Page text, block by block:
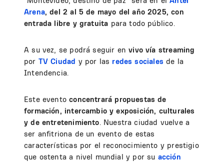
Arena, del 2 al 5 de mayo del año 2025, con
entrada libre y gratuita para todo público.
A su vez, se podrá seguir envivo vía streaming
por TV Ciudad y por las redes sociales de la
Intendencia.
Este eventoconcentrará propuestas de
formación, intercambio y exposición, culturales
y de entretenimiento. Nuestra ciudad vuelve a
ser anfitriona de un evento de estas
características por el reconocimiento y prestigio
que ostenta a nivel mundial y por su acción